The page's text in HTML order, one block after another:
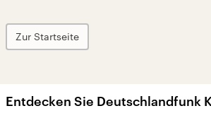
Zur Startseite
Entdecken Sie Deutschlandfunk